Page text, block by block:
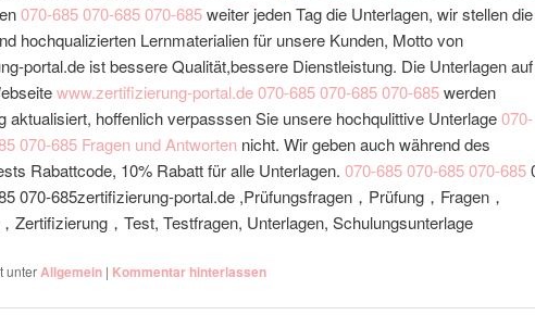
070-685070-685070-685weiter jeden Tag die Unterlagen, wir stellen die
hochqualizierten Lernmaterialien für unsere Kunden, Motto von
portal.de ist bessere Qualität,bessere Dienstleistung. Die Unterlagen auf
www.zertifizierung-portal.de070-685070-685070-685werden
aktualisiert, hoffenlich verpasssen Sie unsere hochqulittive Unterlage070-
070-685 Fragen und Antworten nicht. Wir geben auch während des
Rabattcode, 10% Rabatt für alle Unterlagen. 070-685070-685070-685
070-685zertifizierung-portal.de ,Prüfungsfragen，Prüfung，Fragen，
Zertifizierung，Test, Testfragen, Unterlagen, Schulungsunterlage
unterAllgemein | Kommentar hinterlassen